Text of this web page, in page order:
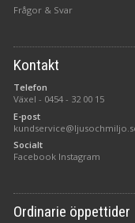
Frågor & Svar
Kontakt
Telefon
Växel - 0454 - 32 00 15
E-post
Socialt
Facebook Instagram
Ordinarie öppettider